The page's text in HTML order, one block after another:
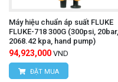
Máy hiệu chuẩn áp suất FLUKE
FLUKE-718 300G (300psi, 20bar,
2068.42 kpa, hand pump)
94,923,000 VND
ĐẶT MUA